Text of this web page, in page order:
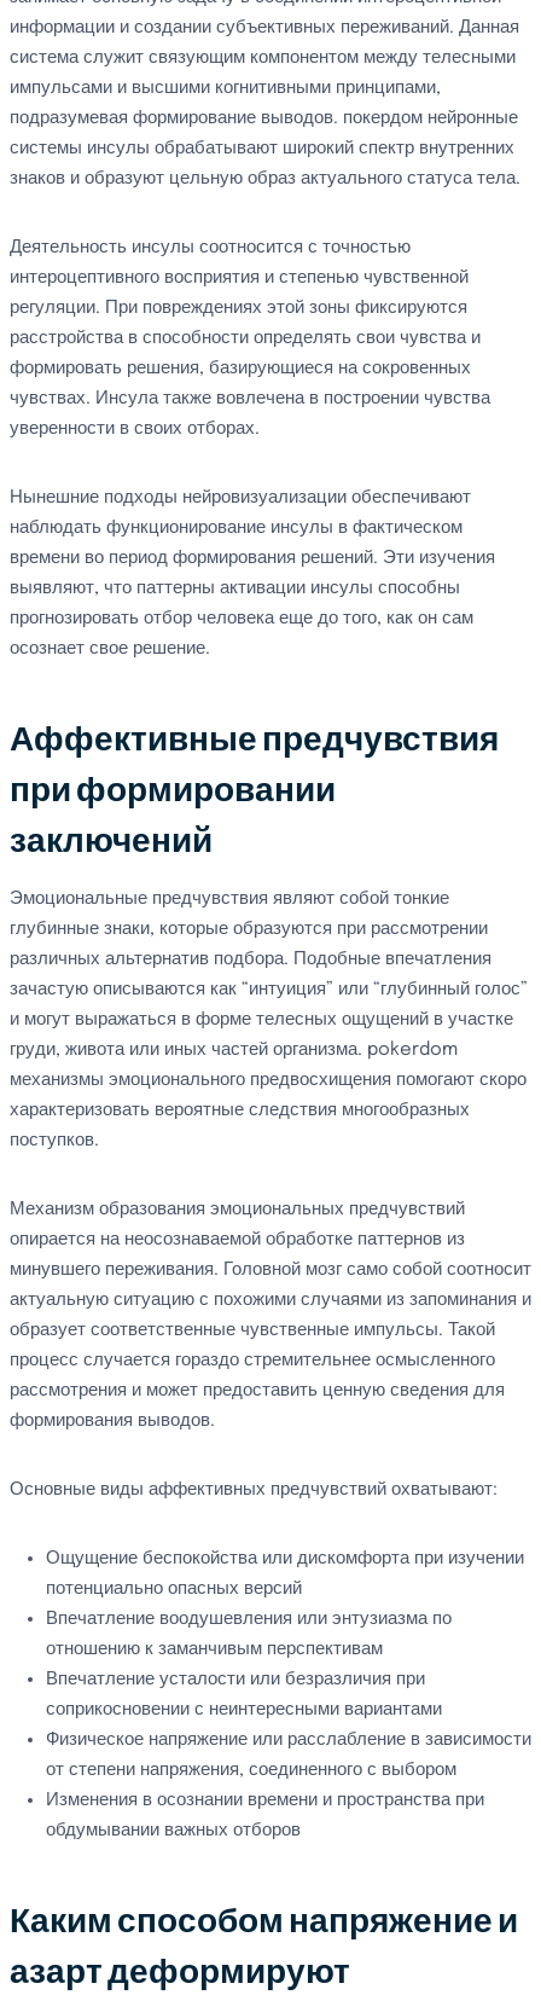
информации и создании субъективных переживаний. Данная
система служит связующим компонентом между телесными
импульсами и высшими когнитивными принципами,
подразумевая формирование выводов. покердом нейронные
системы инсулы обрабатывают широкий спектр внутренних
знаков и образуют цельную образ актуального статуса тела.
Деятельность инсулы соотносится с точностью
интероцептивного восприятия и степенью чувственной
регуляции. При повреждениях этой зоны фиксируются
расстройства в способности определять свои чувства и
формировать решения, базирующиеся на сокровенных
чувствах. Инсула также вовлечена в построении чувства
уверенности в своих отборах.
Нынешние подходы нейровизуализации обеспечивают
наблюдать функционирование инсулы в фактическом
времени во период формирования решений. Эти изучения
выявляют, что паттерны активации инсулы способны
прогнозировать отбор человека еще до того, как он сам
осознает свое решение.
Аффективные предчувствия
при формировании
заключений
Эмоциональные предчувствия являют собой тонкие
глубинные знаки, которые образуются при рассмотрении
различных альтернатив подбора. Подобные впечатления
зачастую описываются как “интуиция” или “глубинный голос”
и могут выражаться в форме телесных ощущений в участке
груди, живота или иных частей организма. pokerdom
механизмы эмоционального предвосхищения помогают скоро
характеризовать вероятные следствия многообразных
поступков.
Механизм образования эмоциональных предчувствий
опирается на неосознаваемой обработке паттернов из
минувшего переживания. Головной мозг само собой соотносит
актуальную ситуацию с похожими случаями из запоминания и
образует соответственные чувственные импульсы. Такой
процесс случается гораздо стремительнее осмысленного
рассмотрения и может предоставить ценную сведения для
формирования выводов.
Основные виды аффективных предчувствий охватывают:
Ощущение беспокойства или дискомфорта при изучении
потенциально опасных версий
Впечатление воодушевления или энтузиазма по
отношению к заманчивым перспективам
Впечатление усталости или безразличия при
соприкосновении с неинтересными вариантами
Физическое напряжение или расслабление в зависимости
от степени напряжения, соединенного с выбором
Изменения в осознании времени и пространства при
обдумывании важных отборов
Каким способом напряжение и
азарт деформируют